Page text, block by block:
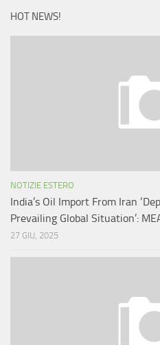
HOT NEWS!
NOTIZIE ESTERO
India’s Oil Import From Iran
Prevailing Global Situation’:
27 GIU, 2025